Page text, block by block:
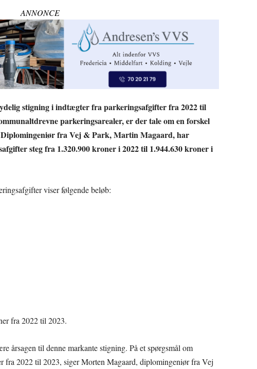
ANNONCE
stigning i indtægter fra parkeringsafgifter fra 2022 til
parkeringsarealer, er der tale om en forskel
Diplomingeniør fra Vej & Park, Martin Magaard, har
steg fra 1.320.900 kroner i 2022 til 1.944.630 kroner i
viser følgende beløb:
fra 2022 til 2023.
årsagen til denne markante stigning. På et spørgsmål om
fra 2022 til 2023, siger Morten Magaard, diplomingeniør fra Vej